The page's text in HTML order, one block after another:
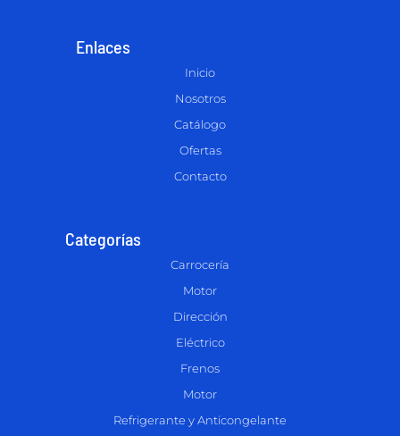
Enlaces
Inicio
Nosotros
Catálogo
Ofertas
Contacto
Categorías
Carrocería
Motor
Dirección
Eléctrico
Frenos
Motor
Refrigerante y Anticongelante